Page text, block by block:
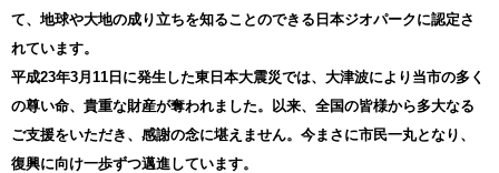
て、地球や大地の成り立ちを知ることのできる日本ジオパークに認定さ
れています。
平成23年3月11日に発生した東日本大震災では、大津波により当市の多く
の尊い命、貴重な財産が奪われました。以来、全国の皆様から多大なる
ご支援をいただき、感謝の念に堪えません。今まさに市民一丸となり、
復興に向け一歩ずつ邁進しています。